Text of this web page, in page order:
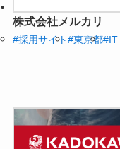
株式会社メルカリ
#採用サイト#東京都#IT